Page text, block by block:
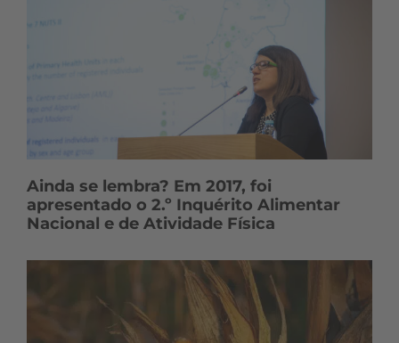
Ainda se lembra? Em 2017, foi
apresentado o 2.º Inquérito Alimentar
Nacional e de Atividade Física